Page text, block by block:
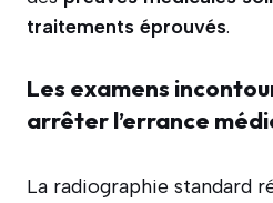
traitements éprouvés.
Les examens
arrêter l’errance
La radiographie standard